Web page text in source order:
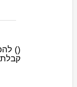
(
)